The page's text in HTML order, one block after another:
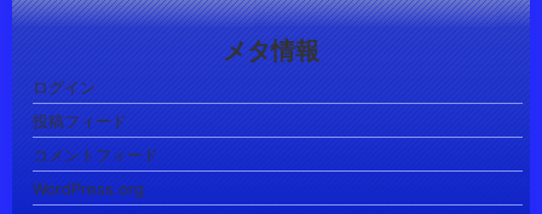
メタ情報
ログイン
投稿フィード
コメントフィード
WordPress.org